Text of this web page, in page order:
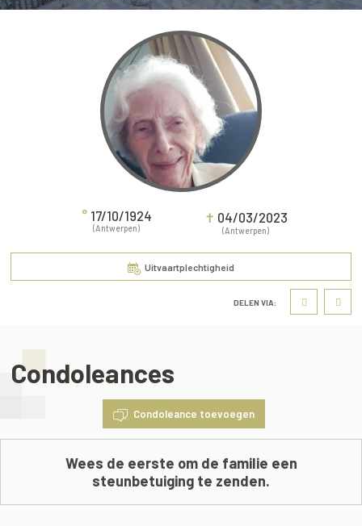
° 17/10/1924
(Antwerpen)
✝ 04/03/2023
(Antwerpen)
DELEN VIA:
Uitvaartplechtigheid
Condoleances
Condoleance toevoegen
Wees de eerste om de familie een
steunbetuiging te zenden.